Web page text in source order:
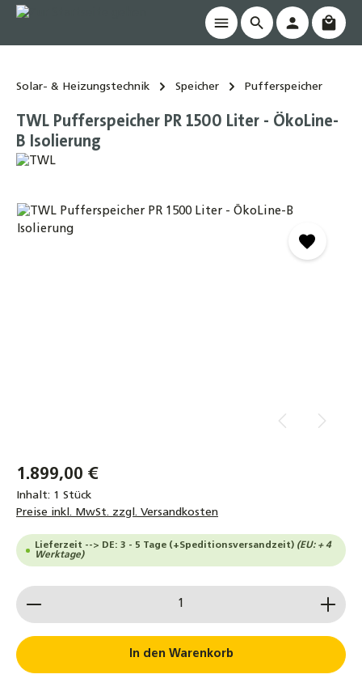
springen
Solar- & Heizungstechnik Speicher Pufferspeicher
TWL Pufferspeicher PR 1500 Liter - ÖkoLine-
B Isolierung
Bildergalerie überspringen
1.899,00 €
Inhalt: 1 Stück
Preise inkl. MwSt. zzgl. Versandkosten
Lieferzeit --> DE: 3 - 5 Tage (+Speditionsversandzeit) (EU: + 4
Werktage)
Produkt Anzahl: Gib den gewünschten Wert ein
In den Warenkorb